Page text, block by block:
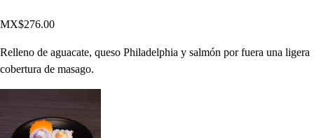
MX$276.00
Relleno de aguacate, queso Philadelphia y salmón por fuera una ligera
cobertura de masago.